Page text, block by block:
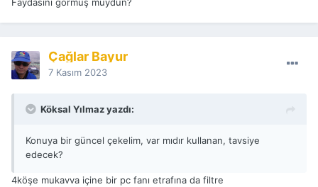
Çağlar Bayur
7 Kasım 2023
Köksal Yılmaz yazdı:
Konuya bir güncel çekelim, var mıdır kullanan, tavsiye
edecek?
4köşe mukavva içine bir pc fanı etrafına da filtre